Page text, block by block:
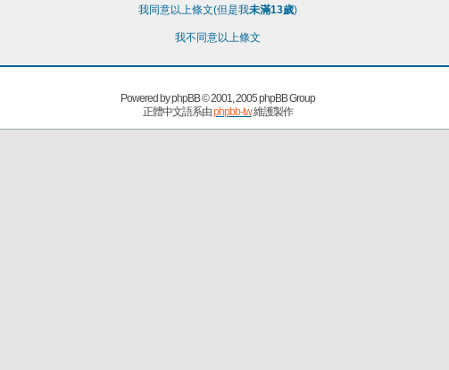
我同意以上條文(但是我未滿13歲)
我不同意以上條文
Powered byphpBB© 2001, 2005 phpBB Group
正體中文語系由phpbb-tw維護製作